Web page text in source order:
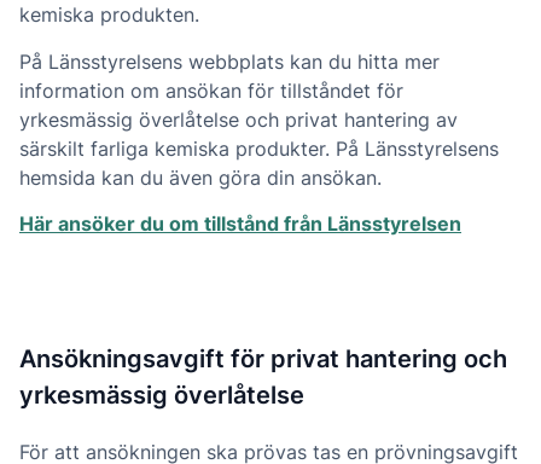
kemiska produkten.
På Länsstyrelsens webbplats kan du hitta mer
information om ansökan för tillståndet för
yrkesmässig överlåtelse och privat hantering av
särskilt farliga kemiska produkter. På Länsstyrelsens
hemsida kan du även göra din ansökan.
Här ansöker du om tillstånd från Länsstyrelsen
Ansökningsavgift för privat hantering och
yrkesmässig överlåtelse
För att ansökningen ska prövas tas en prövningsavgift